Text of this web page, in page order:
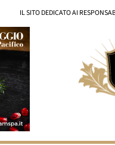
IL SITO DEDICATO AI